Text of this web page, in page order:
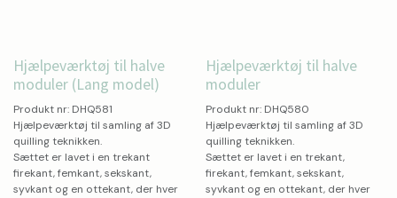
Hjælpeværktøj til halve
moduler (Lang model)
Produkt nr: DHQ581
Hjælpeværktøj til samling af 3D
quilling teknikken.
Sættet er lavet i en trekant
firekant, femkant, sekskant,
syvkant og en ottekant, der hver
Hjælpeværktøj til halve
moduler
Produkt nr: DHQ580
Hjælpeværktøj til samling af 3D
quilling teknikken.
Sættet er lavet i en trekant,
firekant, femkant, sekskant,
syvkant og en ottekant, der hver